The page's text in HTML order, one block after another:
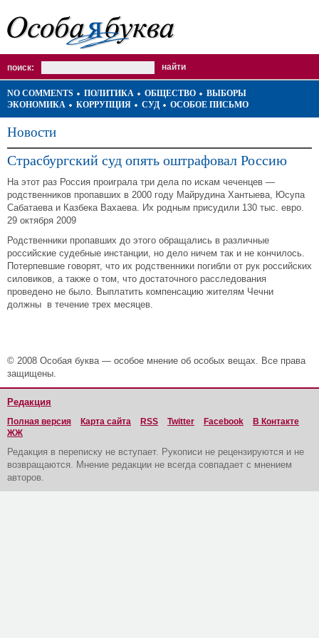
поиск:
NO COMMENTS ПОЛИТИКА ОБЩЕСТВО
ВЫБОРЫ
ЭКОНОМИКА
КОРРУПЦИЯ СУД ОСОБОЕ ПИСЬМО
Новости
Страсбургский суд опять оштрафовал Россию
На этот раз Россия проиграла три дела по искам чеченцев —
родственников пропавших в 2000 году Майрудина Хантыева, Юсупа
Сабатаева и Казбека Вахаева. Их родным присудили 130 тыс. евро.
29 октября 2009
Родственники пропавших до этого обращались в различные
российские судебные инстанции, но дело ничем так и не кончилось.
Потерпевшие говорят, что их родственники погибли от рук российских
силовиков, а также о том, что достаточного расследования
проведено не было. Выплатить компенсацию жителям Чечни
должны в течение трех месяцев.
© 2008 Особая буква — особое мнение об особых вещах. Все права
защищены.
Редакция
Полная версия Карта сайта RSS Twitter Facebook
В Контакте
ЖЖ
Редакция в переписку не вступает. Рукописи не рецензируются и не
возвращаются. Мнение редакции не всегда совпадает с мнением
авторов.